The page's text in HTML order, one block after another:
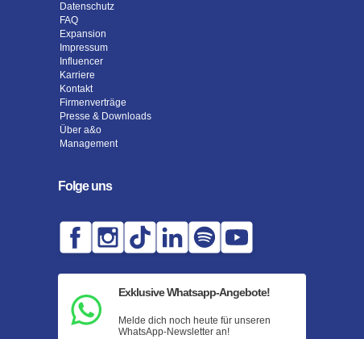
Datenschutz
FAQ
Expansion
Impressum
Influencer
Karriere
Kontakt
Firmenverträge
Presse & Downloads
Über a&o
Management
Folge uns
Exklusive Whatsapp-Angebote!
Melde dich noch heute für unseren
WhatsApp-Newsletter an!